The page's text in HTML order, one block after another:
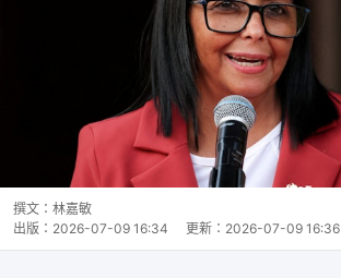
撰文： 林嘉敏
出版： 2026-07-09 16:34 更新： 2026-07-09 16:36